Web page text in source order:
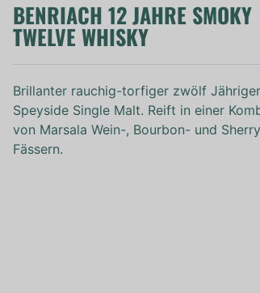
BENRIACH 12 JAHRE SMOKY
TWELVE WHISKY
Brillanter rauchig-torfiger zwölf Jähriger
Speyside Single Malt. Reift in einer
von Marsala Wein-, Bourbon- und
Fässern.